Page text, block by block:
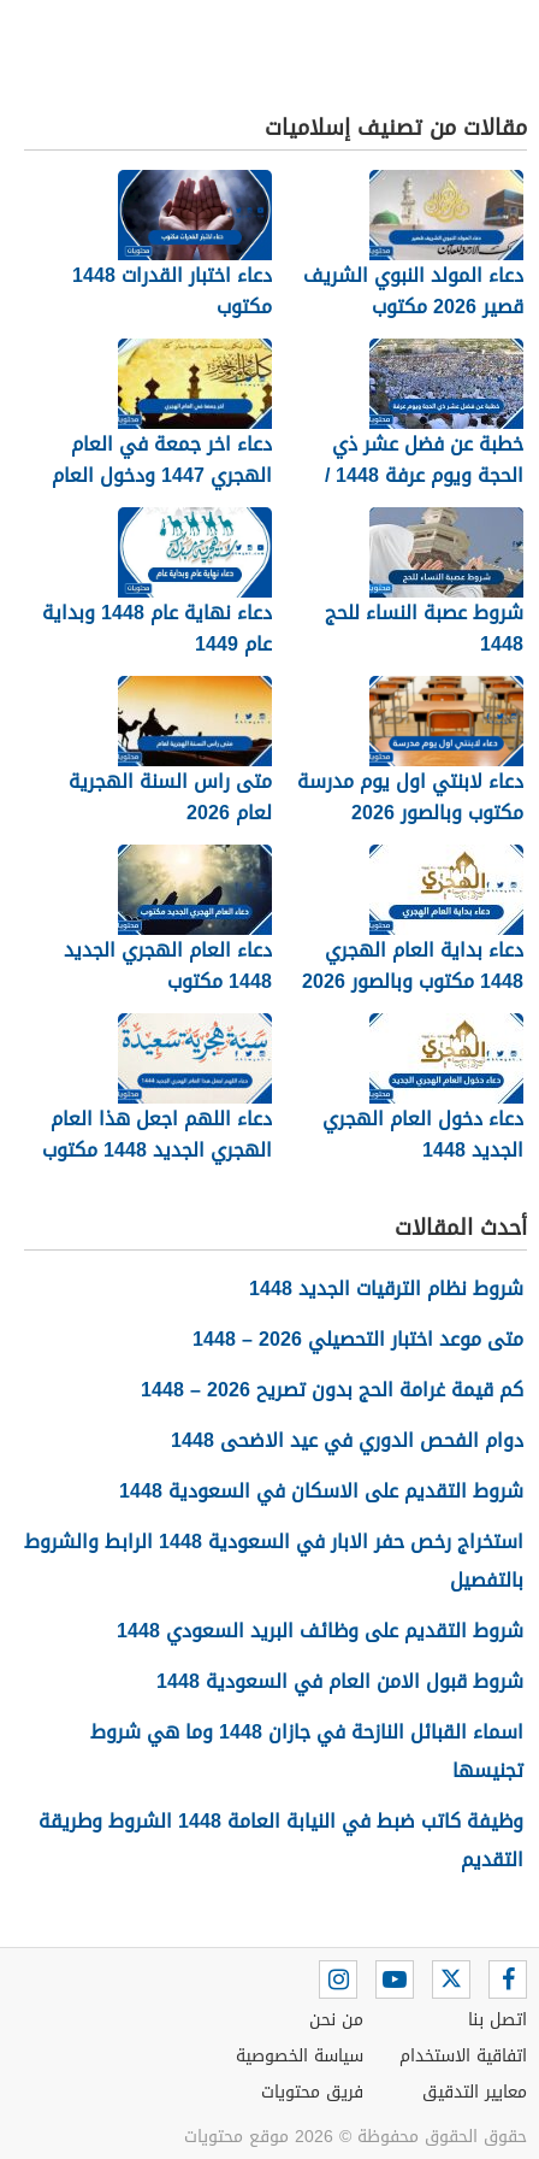
مقالات من تصنيف إسلاميات
دعاء المولد النبوي الشريف
قصير 2026 مكتوب
دعاء اختبار القدرات 1448
مكتوب
خطبة عن فضل عشر ذي
الحجة ويوم عرفة 1448 /
2026
دعاء اخر جمعة في العام
الهجري 1447 ودخول العام
الجديد 1448
شروط عصبة النساء للحج
1448
دعاء نهاية عام 1448 وبداية
عام 1449
دعاء لابنتي اول يوم مدرسة
مكتوب وبالصور 2026
متى راس السنة الهجرية
لعام 2026
دعاء بداية العام الهجري
1448 مكتوب وبالصور 2026
دعاء العام الهجري الجديد
1448 مكتوب
دعاء دخول العام الهجري
الجديد 1448
دعاء اللهم اجعل هذا العام
الهجري الجديد 1448 مكتوب
أحدث المقالات
شروط نظام الترقيات الجديد 1448
متى موعد اختبار التحصيلي 2026 – 1448
كم قيمة غرامة الحج بدون تصريح 2026 – 1448
دوام الفحص الدوري في عيد الاضحى 1448
شروط التقديم على الاسكان في السعودية 1448
استخراج رخص حفر الابار في السعودية 1448 الرابط والشروط
بالتفصيل
شروط التقديم على وظائف البريد السعودي 1448
شروط قبول الامن العام في السعودية 1448
اسماء القبائل النازحة في جازان 1448 وما هي شروط
تجنيسها
وظيفة كاتب ضبط في النيابة العامة 1448 الشروط وطريقة
التقديم
اتصل بنا
اتفاقية الاستخدام
معايير التدقيق
من نحن
سياسة الخصوصية
فريق محتويات
حقوق الحقوق محفوظة © 2026 موقع محتويات